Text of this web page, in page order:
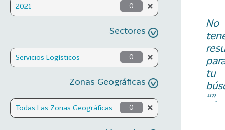
2021 0
Sectores
Servicios Logísticos 0
Zonas Geográficas
Todas Las Zonas Geográficas 0
No
tu
“”.